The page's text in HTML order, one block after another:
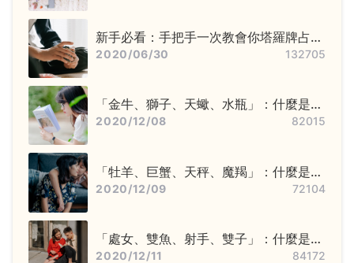
新手必看：手把手一次教會你塔羅牌占卜
步驟——洗牌＋切牌、抽牌、排牌陣！
2020/06/30 132705
「金牛、獅子、天蠍、水瓶」：什麼是固
定星座，他們又該怎麼追？
2020/12/08 82015
「牡羊、巨蟹、天秤、魔羯」：什麼是基
本星座，他們又該怎麼追？
2020/12/09 72104
「處女、雙魚、射手、雙子」：什麼是變
動星座，他們又該怎麼追？
2020/12/11 84172